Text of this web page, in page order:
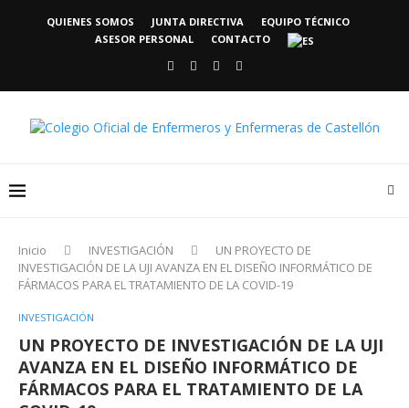
QUIENES SOMOS JUNTA DIRECTIVA
EQUIPO TÉCNICO
ASESOR PERSONAL
CONTACTO
Inicio INVESTIGACIÓN
UN PROYECTO DE
INVESTIGACIÓN DE LA UJI AVANZA EN EL DISEÑO INFORMÁTICO DE
FÁRMACOS PARA EL TRATAMIENTO DE LA COVID-19
INVESTIGACIÓN
UN PROYECTO DE INVESTIGACIÓN DE LA UJI
AVANZA EN EL DISEÑO INFORMÁTICO DE
FÁRMACOS PARA EL TRATAMIENTO DE LA